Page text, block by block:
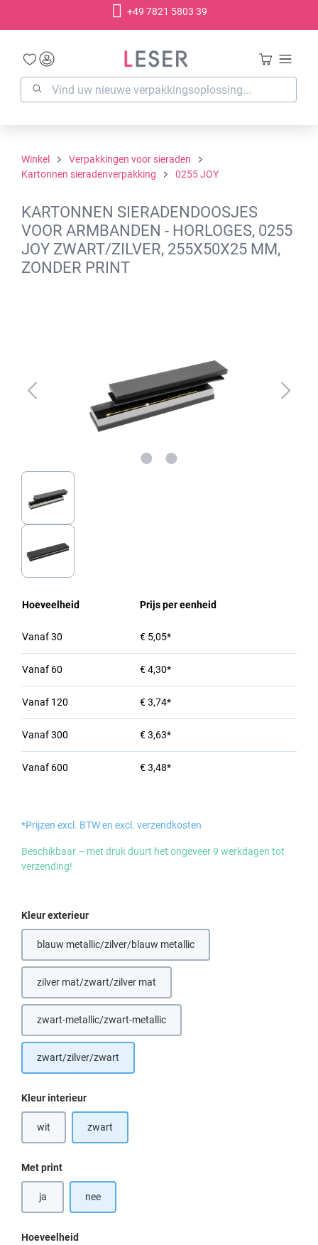
+49 7821 5803 39
Winkel
Verpakkingen voor sieraden
Kartonnen sieradenverpakking
0255 JOY
KARTONNEN SIERADENDOOSJES
VOOR ARMBANDEN - HORLOGES, 0255
JOY ZWART/ZILVER, 255X50X25 MM,
ZONDER PRINT
Hoeveelheid Prijs per eenheid
Vanaf30 € 5,05*
Vanaf 60 € 4,30*
Vanaf 120 € 3,74*
Vanaf300 € 3,63*
Vanaf 600 € 3,48*
*Prijzen excl. BTW en excl. verzendkosten
Beschikbaar – met druk duurt het ongeveer 9 werkdagen tot
verzending!
Selecteer
Kleur exterieur
blauw metallic/zilver/blauw metallic(Deze optie is momenteel niet beschikbaar.)
zilver mat/zwart/zilver mat
zwart-metallic/zwart-metallic
zwart/zilver/zwart
Selecteer
Kleur interieur
wit(Deze optie is momenteel niet beschikbaar.)
zwart
Selecteer
Met print
ja nee
Hoeveelheid